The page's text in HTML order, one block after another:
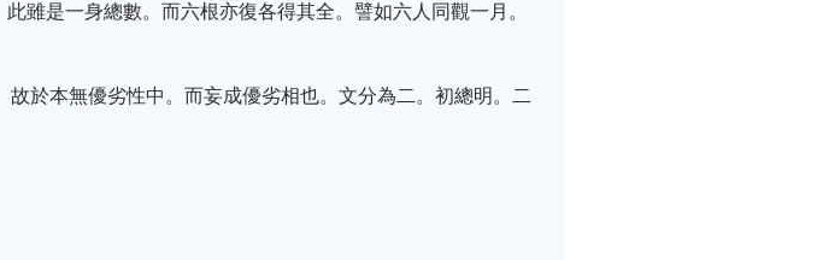
雖是一身總數。而六根亦復各得其全。譬如六人同觀一月。
於本無優劣性中。而妄成優劣相也。文分為二。初總明。二